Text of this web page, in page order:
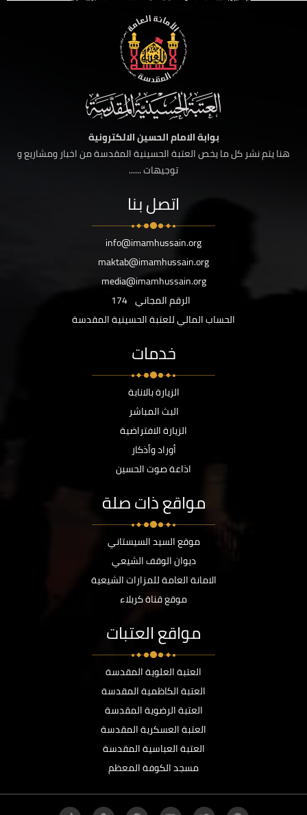
بوابة الامام الحسين الالكترونية
هنا يتم نشر كل ما يخص العتبة الحسينية المقدسة من اخبار ومشاريع و
توجيهات ......
اتصل بنا
info@imamhussain.org
maktab@imamhussain.org
media@imamhussain.org
الرقم المجاني 174
الحساب المالي للعتبة الحسينية المقدسة
خدمات
الزيارة بالانابة
البث المباشر
الزيارة الافتراضية
أوراد وأذكار
اذاعة صوت الحسين
مواقع ذات صلة
موقع السيد السيستاني
ديوان الوقف الشيعي
الامانة العامة للمزارات الشيعية
موقع قناة كربلاء
مواقع العتبات
العتبة العلوية المقدسة
العتبة الكاظمية المقدسة
العتبة الرضوية المقدسة
العتبة العسكرية المقدسة
العتبة العباسية المقدسة
مسجد الكوفة المعظم